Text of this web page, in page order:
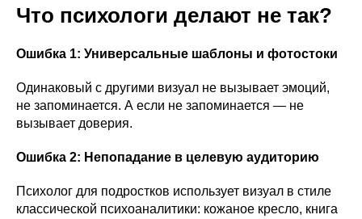
Что психологи делают не так?
Ошибка 1: Универсальные шаблоны и фотостоки
Одинаковый с другими визуал не вызывает эмоций,
не запоминается. А если не запоминается — не
вызывает доверия.
Ошибка 2: Непопадание в целевую аудиторию
Психолог для подростков использует визуал в стиле
классической психоаналитики: кожаное кресло, книга